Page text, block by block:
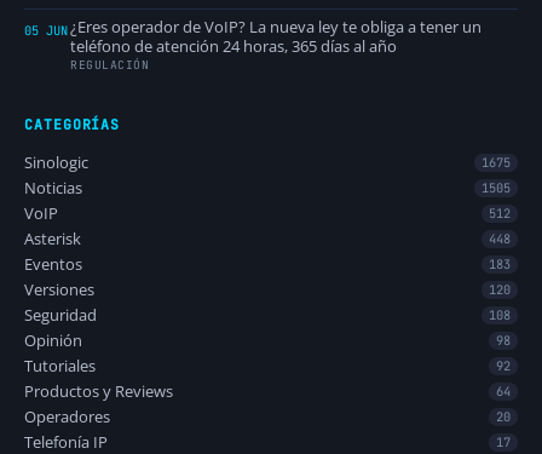
05 JUN¿Eres operador de VoIP? La nueva ley te obliga a tener un
teléfono de atención 24 horas, 365 días al año
REGULACIÓN
CATEGORÍAS
Sinologic 1675
Noticias 1505
VoIP 512
Asterisk 448
Eventos 183
Versiones 120
Seguridad 108
Opinión 98
Tutoriales 92
Productos y Reviews 64
Operadores 20
Telefonía IP 17